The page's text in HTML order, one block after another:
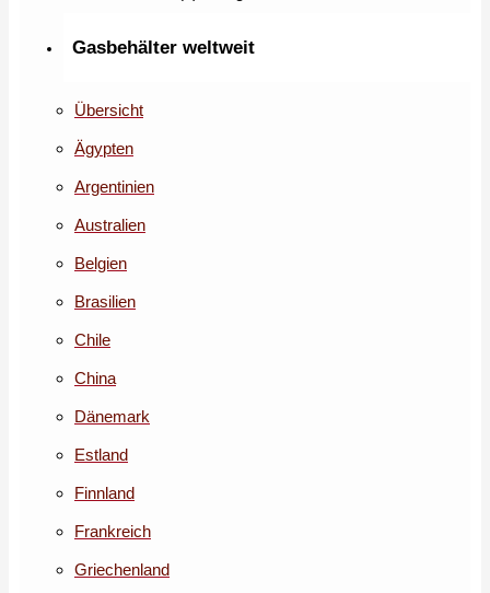
Gasbehälter weltweit
Übersicht
Ägypten
Argentinien
Australien
Belgien
Brasilien
Chile
China
Dänemark
Estland
Finnland
Frankreich
Griechenland